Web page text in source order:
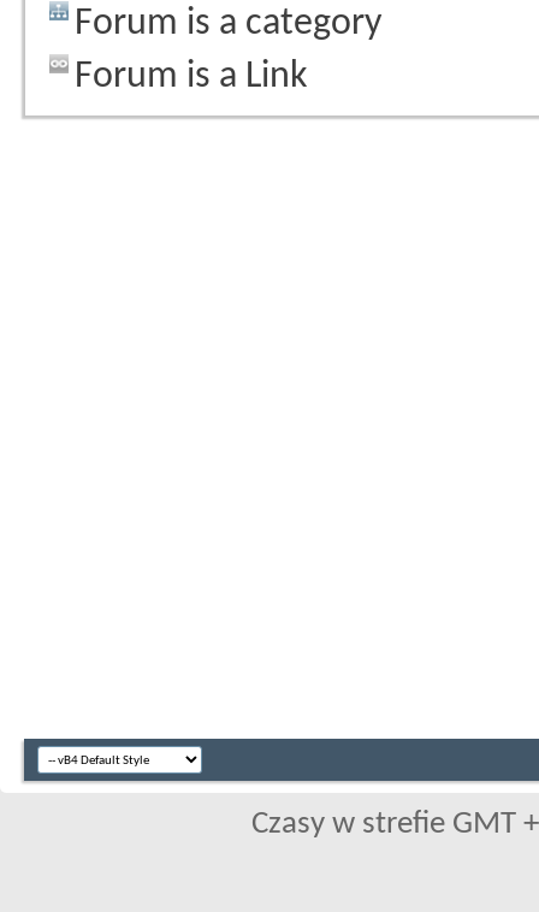
Forum is a category
Forum is a Link
Czasy w strefie GMT